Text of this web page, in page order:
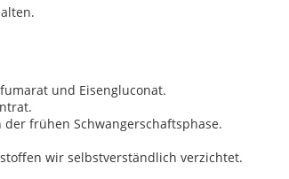
und Eisengluconat.
frühen Schwangerschaftsphase.
wir selbstverständlich verzichtet.